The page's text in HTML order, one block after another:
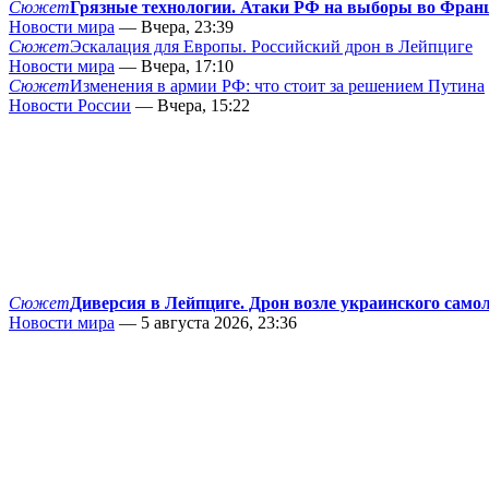
СюжетГрязные технологии. Атаки РФ на выборы во
Новости мира — Вчера, 23:39
СюжетЭскалация для Европы. Российский дрон в Лейпциге
Новости мира — Вчера, 17:10
СюжетИзменения в армии РФ: что стоит за решением Путина
Новости России — Вчера, 15:22
СюжетДиверсия в Лейпциге. Дрон возле украинского
Новости мира — 5 августа 2026, 23:36